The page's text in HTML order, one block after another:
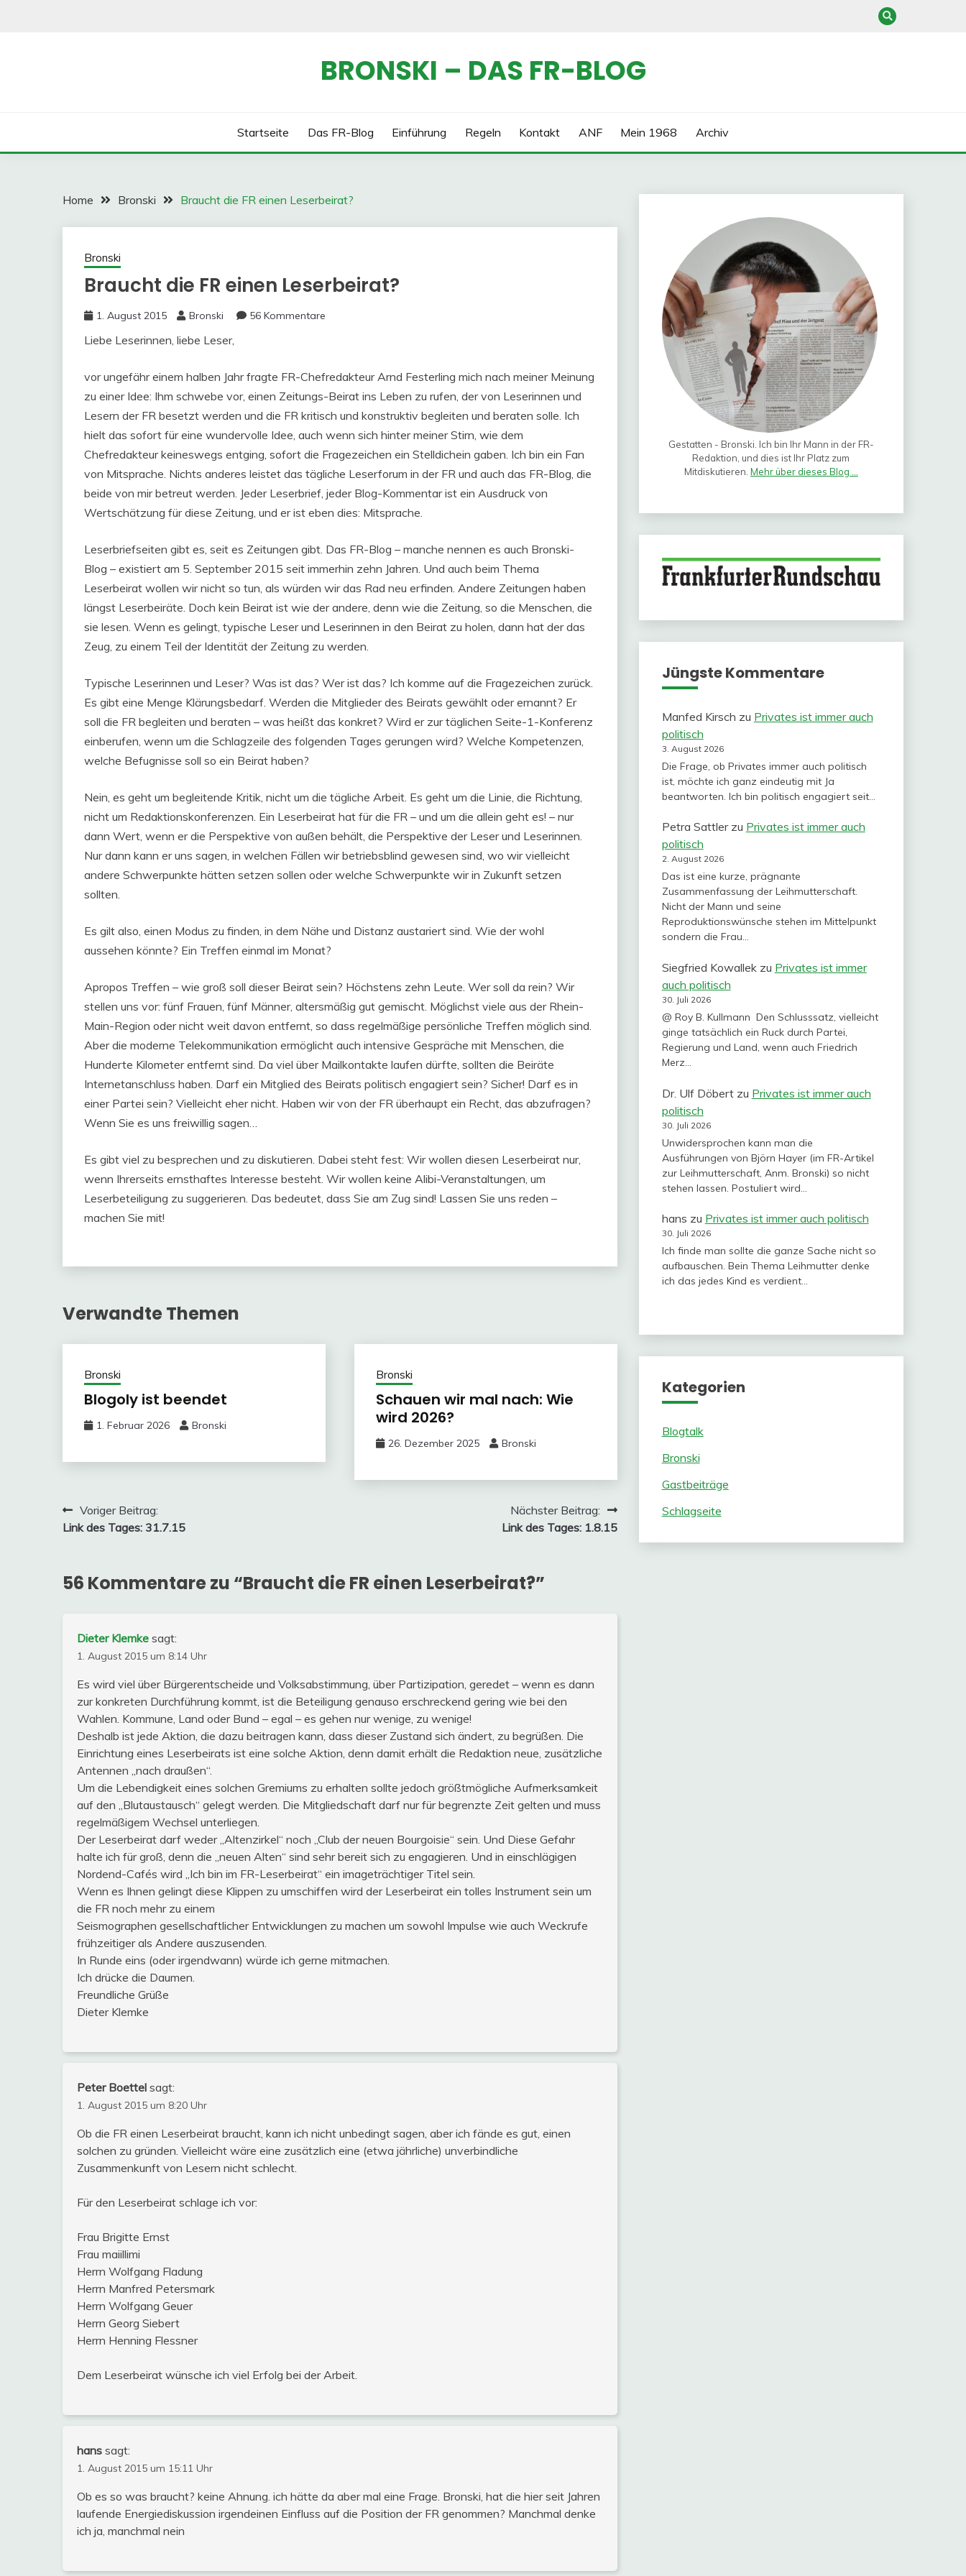
BRONSKI – DAS FR-BLOG
Startseite Das FR-Blog Einführung Regeln Kontakt ANF Mein 1968 Archiv
Home Bronski Braucht die FR einen Leserbeirat?
Bronski
Braucht die FR einen Leserbeirat?
1. August 2015 Bronski 56 Kommentare
Liebe Leserinnen, liebe Leser,
vor ungefähr einem halben Jahr fragte FR-Chefredakteur Arnd Festerling mich nach meiner Meinung
zu einer Idee: Ihm schwebe vor, einen Zeitungs-Beirat ins Leben zu rufen, der von Leserinnen und
Lesern der FR besetzt werden und die FR kritisch und konstruktiv begleiten und beraten solle. Ich
hielt das sofort für eine wundervolle Idee, auch wenn sich hinter meiner Stirn, wie dem
Chefredakteur keineswegs entging, sofort die Fragezeichen ein Stelldichein gaben. Ich bin ein Fan
von Mitsprache. Nichts anderes leistet das tägliche Leserforum in der FR und auch das FR-Blog, die
beide von mir betreut werden. Jeder Leserbrief, jeder Blog-Kommentar ist ein Ausdruck von
Wertschätzung für diese Zeitung, und er ist eben dies: Mitsprache.
Leserbriefseiten gibt es, seit es Zeitungen gibt. Das FR-Blog – manche nennen es auch Bronski-
Blog – existiert am 5. September 2015 seit immerhin zehn Jahren. Und auch beim Thema
Leserbeirat wollen wir nicht so tun, als würden wir das Rad neu erfinden. Andere Zeitungen haben
längst Leserbeiräte. Doch kein Beirat ist wie der andere, denn wie die Zeitung, so die Menschen, die
sie lesen. Wenn es gelingt, typische Leser und Leserinnen in den Beirat zu holen, dann hat der das
Zeug, zu einem Teil der Identität der Zeitung zu werden.
Typische Leserinnen und Leser? Was ist das? Wer ist das? Ich komme auf die Fragezeichen zurück.
Es gibt eine Menge Klärungsbedarf. Werden die Mitglieder des Beirats gewählt oder ernannt? Er
soll die FR begleiten und beraten – was heißt das konkret? Wird er zur täglichen Seite-1-Konferenz
einberufen, wenn um die Schlagzeile des folgenden Tages gerungen wird? Welche Kompetenzen,
welche Befugnisse soll so ein Beirat haben?
Nein, es geht um begleitende Kritik, nicht um die tägliche Arbeit. Es geht um die Linie, die Richtung,
nicht um Redaktionskonferenzen. Ein Leserbeirat hat für die FR – und um die allein geht es! – nur
dann Wert, wenn er die Perspektive von außen behält, die Perspektive der Leser und Leserinnen.
Nur dann kann er uns sagen, in welchen Fällen wir betriebsblind gewesen sind, wo wir vielleicht
andere Schwerpunkte hätten setzen sollen oder welche Schwerpunkte wir in Zukunft setzen
sollten.
Es gilt also, einen Modus zu finden, in dem Nähe und Distanz austariert sind. Wie der wohl
aussehen könnte? Ein Treffen einmal im Monat?
Apropos Treffen – wie groß soll dieser Beirat sein? Höchstens zehn Leute. Wer soll da rein? Wir
stellen uns vor: fünf Frauen, fünf Männer, altersmäßig gut gemischt. Möglichst viele aus der Rhein-
Main-Region oder nicht weit davon entfernt, so dass regelmäßige persönliche Treffen möglich sind.
Aber die moderne Telekommunikation ermöglicht auch intensive Gespräche mit Menschen, die
Hunderte Kilometer entfernt sind. Da viel über Mailkontakte laufen dürfte, sollten die Beiräte
Internetanschluss haben. Darf ein Mitglied des Beirats politisch engagiert sein? Sicher! Darf es in
einer Partei sein? Vielleicht eher nicht. Haben wir von der FR überhaupt ein Recht, das abzufragen?
Wenn Sie es uns freiwillig sagen…
Es gibt viel zu besprechen und zu diskutieren. Dabei steht fest: Wir wollen diesen Leserbeirat nur,
wenn Ihrerseits ernsthaftes Interesse besteht. Wir wollen keine Alibi-Veranstaltungen, um
Leserbeteiligung zu suggerieren. Das bedeutet, dass Sie am Zug sind! Lassen Sie uns reden –
machen Sie mit!
Verwandte Themen
Bronski
Blogoly ist beendet
1. Februar 2026 Bronski
Bronski
Schauen wir mal nach: Wie
wird 2026?
26. Dezember 2025 Bronski
Beitragsnavigation
Voriger Beitrag:
Link des Tages: 31.7.15
Nächster Beitrag:
Link des Tages: 1.8.15
56 Kommentare zu “Braucht die FR einen Leserbeirat?”
Dieter Klemke sagt:
1. August 2015 um 8:14 Uhr
Es wird viel über Bürgerentscheide und Volksabstimmung, über Partizipation, geredet – wenn es dann
zur konkreten Durchführung kommt, ist die Beteiligung genauso erschreckend gering wie bei den
Wahlen. Kommune, Land oder Bund – egal – es gehen nur wenige, zu wenige!
Deshalb ist jede Aktion, die dazu beitragen kann, dass dieser Zustand sich ändert, zu begrüßen. Die
Einrichtung eines Leserbeirats ist eine solche Aktion, denn damit erhält die Redaktion neue, zusätzliche
Antennen „nach draußen“.
Um die Lebendigkeit eines solchen Gremiums zu erhalten sollte jedoch größtmögliche Aufmerksamkeit
auf den „Blutaustausch“ gelegt werden. Die Mitgliedschaft darf nur für begrenzte Zeit gelten und muss
regelmäßigem Wechsel unterliegen.
Der Leserbeirat darf weder „Altenzirkel“ noch „Club der neuen Bourgoisie“ sein. Und Diese Gefahr
halte ich für groß, denn die „neuen Alten“ sind sehr bereit sich zu engagieren. Und in einschlägigen
Nordend-Cafés wird „Ich bin im FR-Leserbeirat“ ein imageträchtiger Titel sein.
Wenn es Ihnen gelingt diese Klippen zu umschiffen wird der Leserbeirat ein tolles Instrument sein um
die FR noch mehr zu einem
Seismographen gesellschaftlicher Entwicklungen zu machen um sowohl Impulse wie auch Weckrufe
frühzeitiger als Andere auszusenden.
In Runde eins (oder irgendwann) würde ich gerne mitmachen.
Ich drücke die Daumen.
Freundliche Grüße
Dieter Klemke
Peter Boettel sagt:
1. August 2015 um 8:20 Uhr
Ob die FR einen Leserbeirat braucht, kann ich nicht unbedingt sagen, aber ich fände es gut, einen
solchen zu gründen. Vielleicht wäre eine zusätzlich eine (etwa jährliche) unverbindliche
Zusammenkunft von Lesern nicht schlecht.
Für den Leserbeirat schlage ich vor:
Frau Brigitte Ernst
Frau maiillimi
Herrn Wolfgang Fladung
Herrn Manfred Petersmark
Herrn Wolfgang Geuer
Herrn Georg Siebert
Herrn Henning Flessner
Dem Leserbeirat wünsche ich viel Erfolg bei der Arbeit.
hans sagt:
1. August 2015 um 15:11 Uhr
Ob es so was braucht? keine Ahnung. ich hätte da aber mal eine Frage. Bronski, hat die hier seit Jahren
laufende Energiediskussion irgendeinen Einfluss auf die Position der FR genommen? Manchmal denke
ich ja, manchmal nein
Gestatten - Bronski. Ich bin Ihr Mann in der FR-
Redaktion, und dies ist Ihr Platz zum
Mitdiskutieren. Mehr über dieses Blog ...
Jüngste Kommentare
Manfed Kirsch zu Privates ist immer auch
politisch
3. August 2026
Die Frage, ob Privates immer auch politisch
ist, möchte ich ganz eindeutig mit Ja
beantworten. Ich bin politisch engagiert seit…
Petra Sattlerzu Privates ist immer auch
politisch
2. August 2026
Das ist eine kurze, prägnante
Zusammenfassung der Leihmutterschaft.
Nicht der Mann und seine
Reproduktionswünsche stehen im Mittelpunkt
sondern die Frau…
Siegfried Kowallekzu Privates ist immer
auch politisch
30. Juli 2026
@ Roy B. Kullmann Den Schlusssatz, vielleicht
ginge tatsächlich ein Ruck durch Partei,
Regierung und Land, wenn auch Friedrich
Merz…
Dr. Ulf Döbertzu Privates ist immer auch
politisch
30. Juli 2026
Unwidersprochen kann man die
Ausführungen von Björn Hayer (im FR-Artikel
zur Leihmutterschaft, Anm. Bronski) so nicht
stehen lassen. Postuliert wird…
hans zu Privates ist immer auch politisch
30. Juli 2026
Ich finde man sollte die ganze Sache nicht so
aufbauschen. Bein Thema Leihmutter denke
ich das jedes Kind es verdient…
Kategorien
Blogtalk
Bronski
Gastbeiträge
Schlagseite